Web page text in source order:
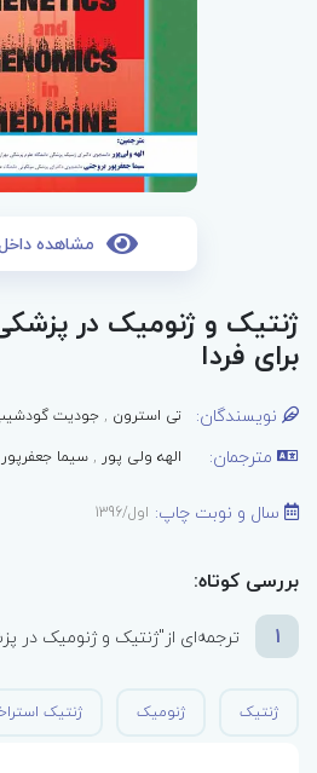
مشاهده
ژنتیک و ژنومیک در
برای فردا
نویسندگان: تی استرون ,جودیت
مترجمان: الهه ولی پور ,سیما
سال و نوبت چاپ: اول/1396
بررسی کوتاه:
1
ترجمه‌ای از"ژنتیک و ژنومیک در
ژنتیک ژنومیک ژنتیک